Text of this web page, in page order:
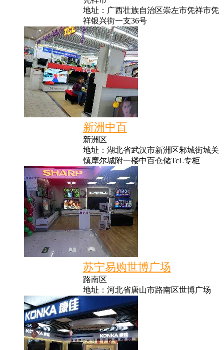
地址：广西壮族自治区崇左市凭祥市凭
祥银兴街一支36号
新洲中百
新洲区
地址：湖北省武汉市新洲区邾城街城关
镇摩尔城附一楼中百仓储TcL专柜
苏宁易购世博广场
路南区
地址：河北省唐山市路南区世博广场